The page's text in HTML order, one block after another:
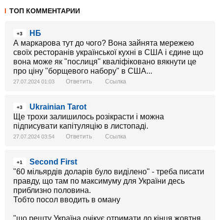
ТОП КОММЕНТАРИИ
+3
НБ
А маркарова тут до чого? Вона зайнята мережею
своїх ресторанів української кухні в США і єдине що
вона може як "послиця" кваліфіковано вякнути це
про ціну "борщевого набору" в США...
27.07.2024 01:03 Ответить Ссылка
+3
Ukrainian Tarot
Ще трохи залишилось розікрасти і можна
підписувати капітуляцію в листопаді.
27.07.2024 03:54 Ответить Ссылка
+1
Second First
"60 мільярдів доларів було виділено" - треба писати
правду, що там по максимуму для України десь
приблизно половина.
Тобто посол вводить в оману
"що решту Україна очікує отримати до кінця жовтня,